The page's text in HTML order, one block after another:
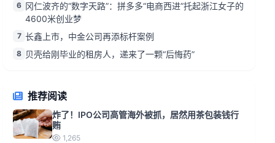
6 冈仁波齐的“数字天路”：拼多多“电商西进”托起浙江女子的
4600米创业梦
7 长鑫上市，中金公司再添标杆案例
8 贝壳给刚毕业的租房人，递来了一颗“后悔药”
推荐阅读
炸了！IPO公司高管海外被抓，居然用茶包装钱行
贿
1,265